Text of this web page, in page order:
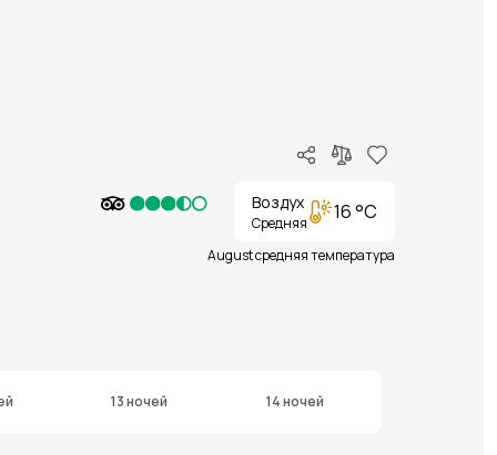
Воздух
Средняя 16 °C
August средняя температура
13 ночей 14 ночей